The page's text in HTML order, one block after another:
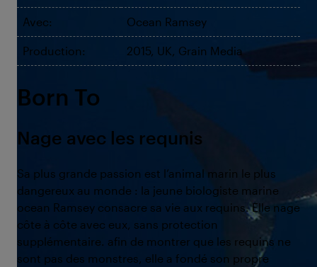
Born To
Nage avec les requnis
Sa plus grande passion est l’animal marin le plus
dangereux au monde : la jeune biologiste marine
ocean Ramsey consacre sa vie aux requins. Elle nage
côte à côte avec eux, sans protection
supplémentaire. afin de montrer que les requins ne
sont pas des monstres, elle a fondé son propre
Avec: Ocean Ramsey
Production: 2015, UK, Grain Media